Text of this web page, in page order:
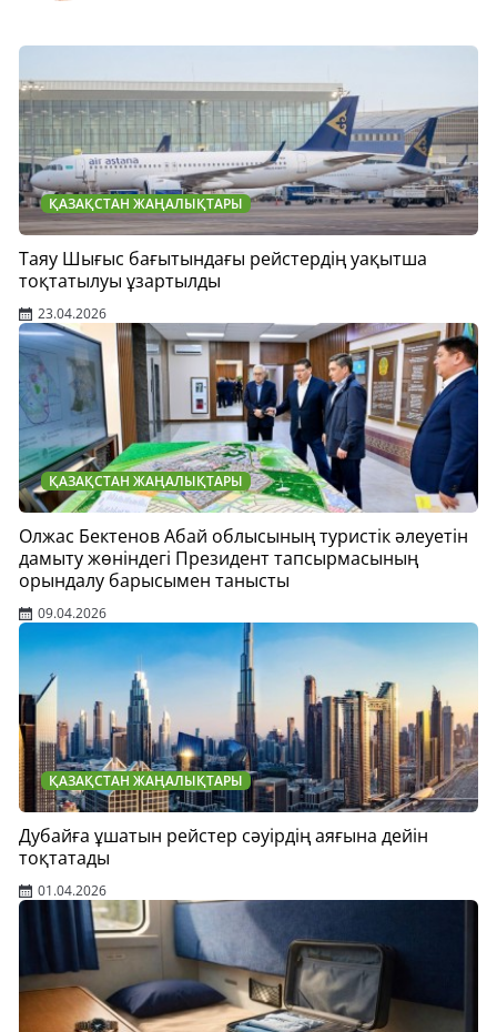
ҚАЗАҚСТАН ЖАҢАЛЫҚТАРЫ
Таяу Шығыс бағытындағы рейстердің уақытша
тоқтатылуы ұзартылды
23.04.2026
ҚАЗАҚСТАН ЖАҢАЛЫҚТАРЫ
Олжас Бектенов Абай облысының туристік әлеуетін
дамыту жөніндегі Президент тапсырмасының
орындалу барысымен танысты
09.04.2026
ҚАЗАҚСТАН ЖАҢАЛЫҚТАРЫ
Дубайға ұшатын рейстер сәуірдің аяғына дейін
тоқтатады
01.04.2026